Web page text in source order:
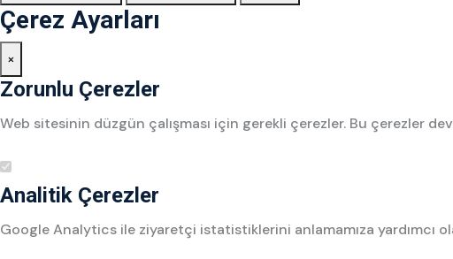
Çerez Ayarları
×
Zorunlu Çerezler
Web sitesinin düzgün çalışması için gerekli çerezler. Bu çerezler
Analitik Çerezler
Google Analytics ile ziyaretçi istatistiklerini anlamamıza yardımcı